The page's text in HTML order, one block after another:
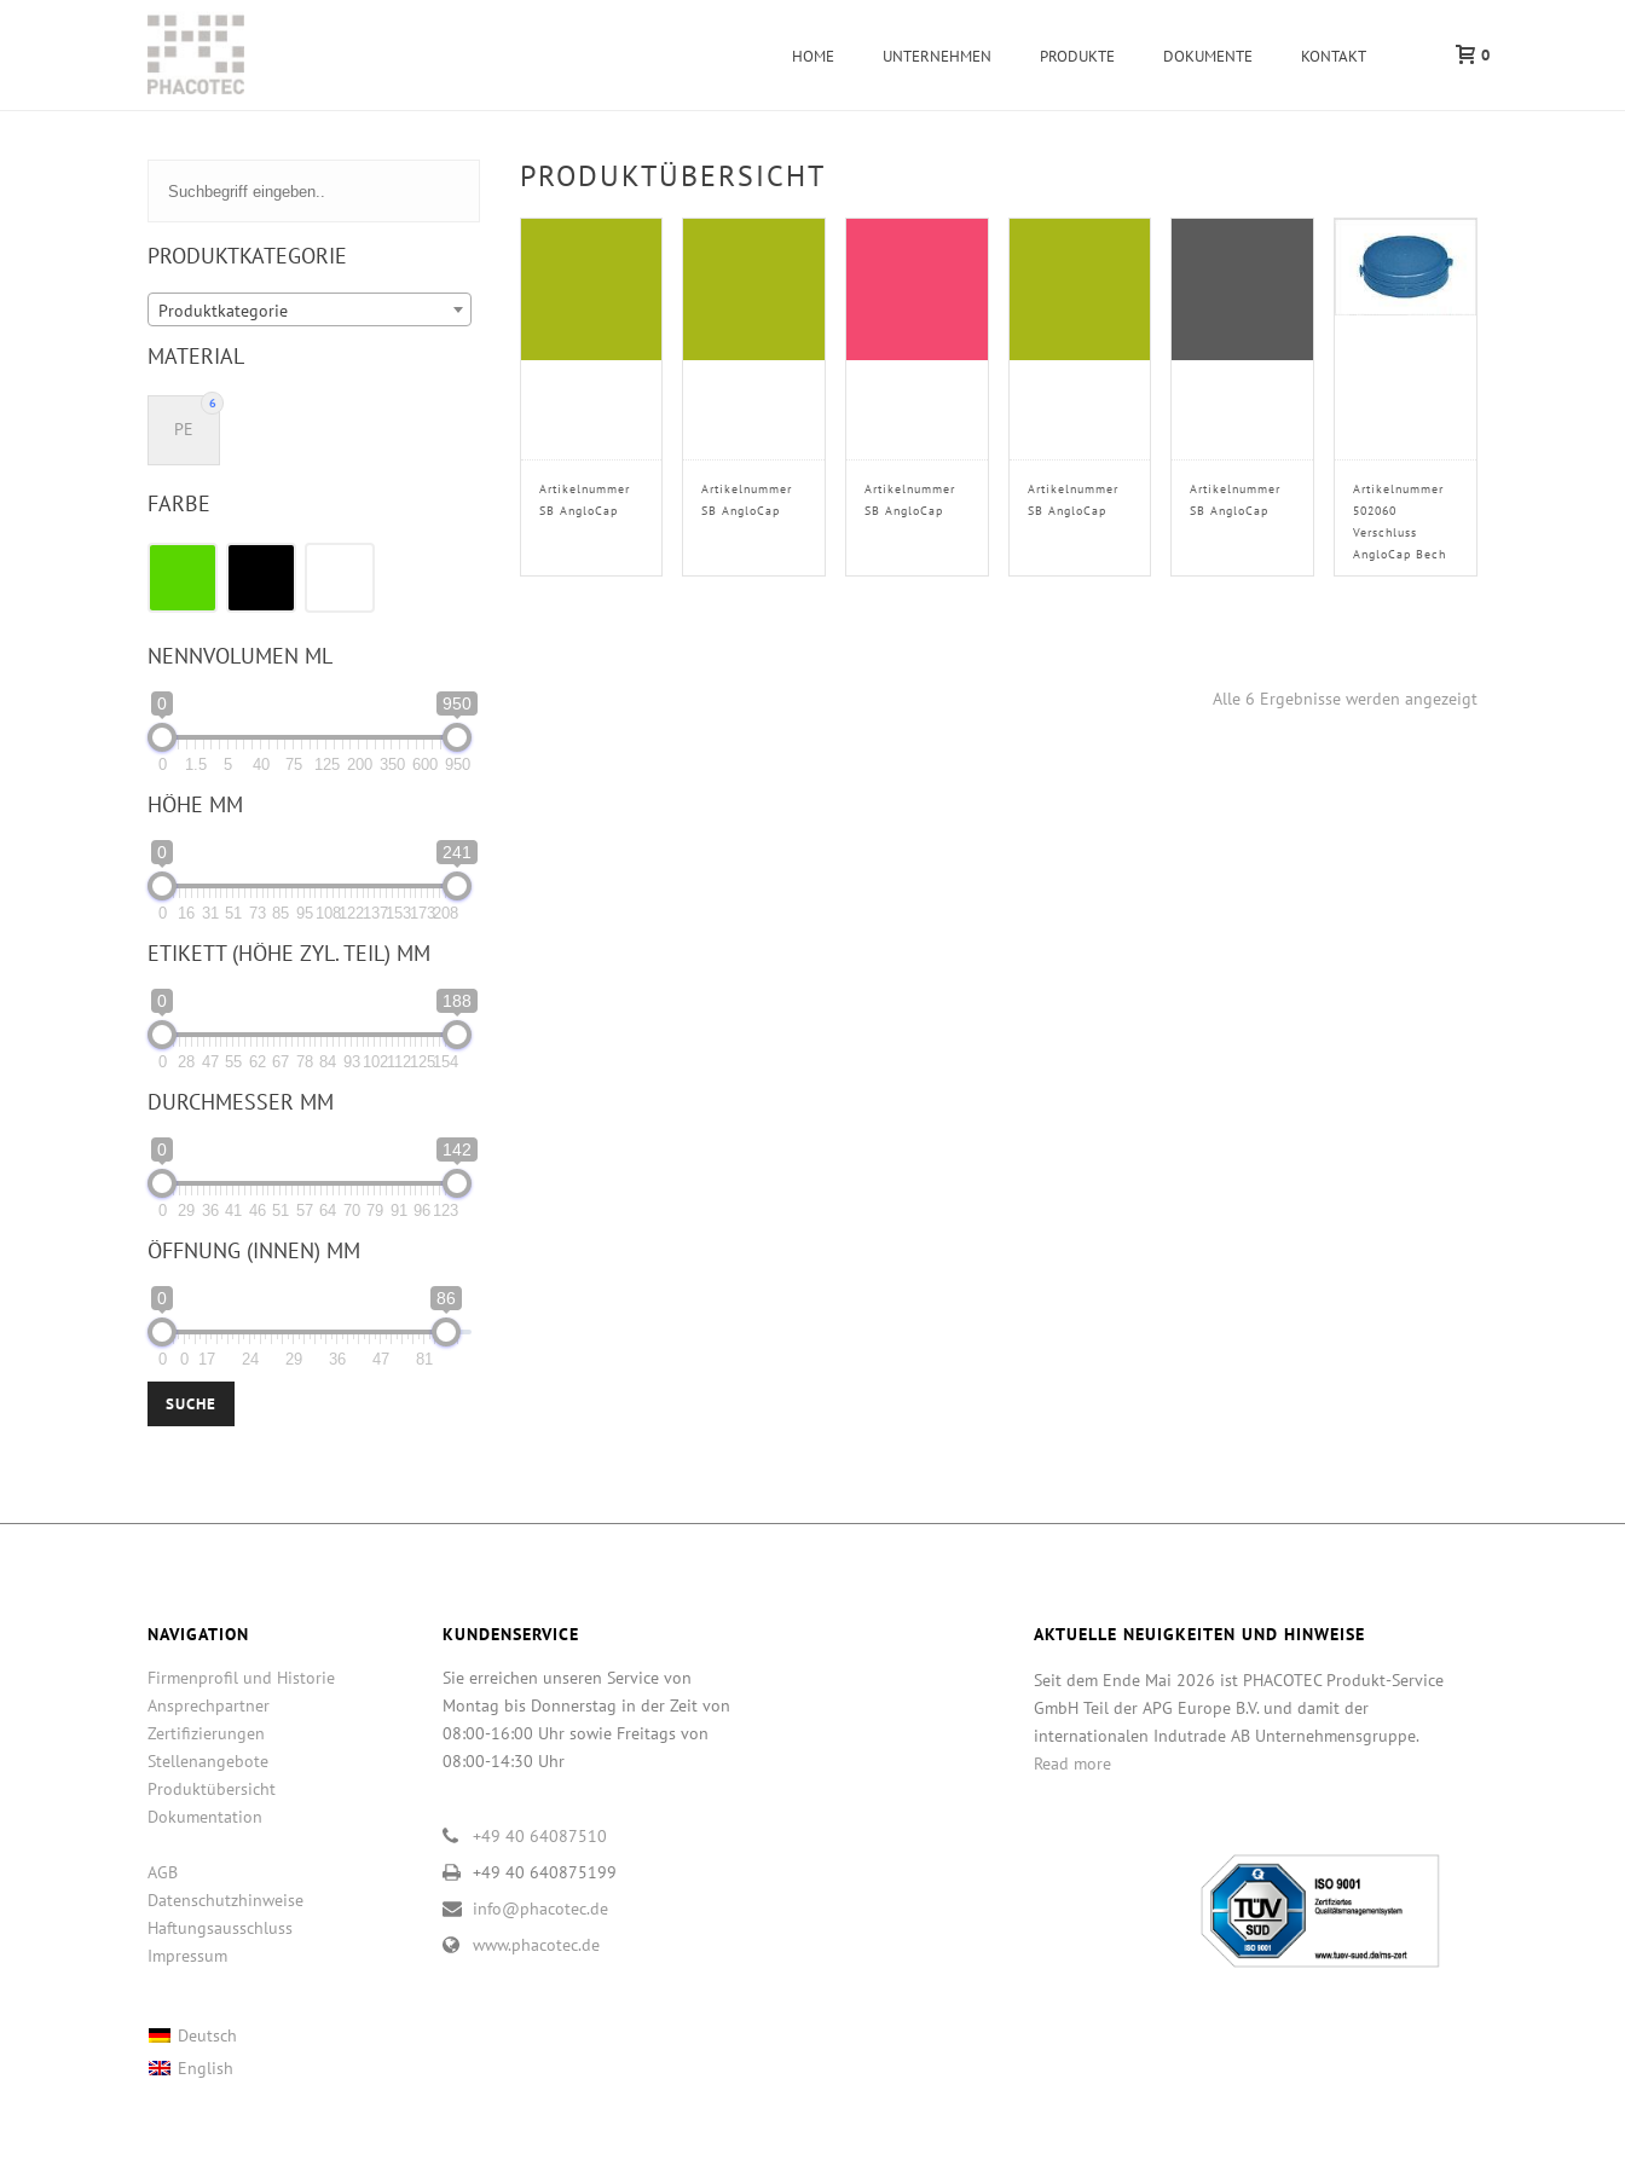
HOME UNTERNEHMEN PRODUKTE DOKUMENTE KONTAKT 0
PRODUKTÜBERSICHT
Artikelnummer
SB AngloCap
Artikelnummer
SB AngloCap
Artikelnummer
SB AngloCap
Artikelnummer
SB AngloCap
Artikelnummer
SB AngloCap
Artikelnummer
502060
Verschluss
AngloCap Bech
Alle 6 Ergebnisse werden angezeigt
PRODUKTKATEGORIE
Produktkategorie
MATERIAL
6
PE
FARBE
NENNVOLUMEN ML
0 950
0 1.5 5 40 75 125 200 350 600 950
HÖHE MM
0 241
0 16 31 51 73 85 95 108122137153173208
ETIKETT (HÖHE ZYL. TEIL) MM
0 188
0 28 47 55 62 67 78 84 93 102112125154
DURCHMESSER MM
0 142
0 29 36 41 46 51 57 64 70 79 91 96 123
ÖFFNUNG (INNEN) MM
0 86
0 0 17 24 29 36 47 81
SUCHE
NAVIGATION
Firmenprofil und Historie
Ansprechpartner
Zertifizierungen
Stellenangebote
Produktübersicht
Dokumentation
AGB
Datenschutzhinweise
Haftungsausschluss
Impressum
Deutsch
English
KUNDENSERVICE
Sie erreichen unseren Service von
Montag bis Donnerstag in der Zeit von
08:00-16:00 Uhr sowie Freitags von
08:00-14:30 Uhr
+49 40 64087510
+49 40 640875199
info@phacotec.de
www.phacotec.de
AKTUELLE NEUIGKEITEN UND HINWEISE
Seit dem Ende Mai 2026 ist PHACOTEC Produkt-Service
GmbH Teil der APG Europe B.V. und damit der
internationalen Indutrade AB Unternehmensgruppe.
Read more